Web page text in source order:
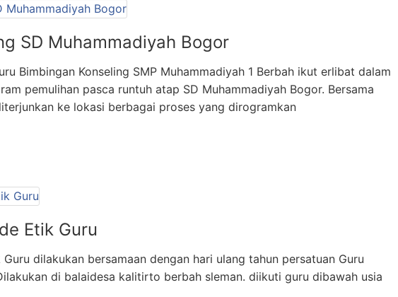
SD Muhammadiyah Bogor
Bimbingan Konseling SMP Muhammadiyah 1 Berbah ikut erlibat dalam
pemulihan pasca runtuh atap SD Muhammadiyah Bogor. Bersama
ke lokasi berbagai proses yang dirogramkan
Etik Guru
Guru dilakukan bersamaan dengan hari ulang tahun persatuan Guru
di balaidesa kalitirto berbah sleman. diikuti guru dibawah usia